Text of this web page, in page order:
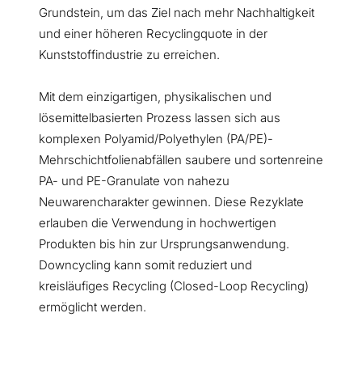
Grundstein, um das Ziel nach mehr Nachhaltigkeit
und einer höheren Recyclingquote in der
Kunststoffindustrie zu erreichen.
Mit dem einzigartigen, physikalischen und
lösemittelbasierten Prozess lassen sich aus
komplexen Polyamid/Polyethylen (PA/PE)-
Mehrschichtfolienabfällen saubere und sortenreine
PA- und PE-Granulate von nahezu
Neuwarencharakter gewinnen. Diese Rezyklate
erlauben die Verwendung in hochwertigen
Produkten bis hin zur Ursprungsanwendung.
Downcycling kann somit reduziert und
kreisläufiges Recycling (Closed-Loop Recycling)
ermöglicht werden.